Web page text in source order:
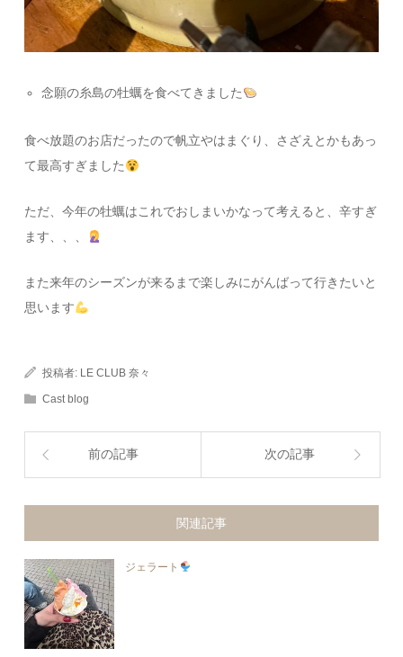
念願の糸島の牡蠣を食べてきました
食べ放題のお店だったので帆立やはまぐり、さざえとかもあっ
て最高すぎました
ただ、今年の牡蠣はこれでおしまいかなって考えると、辛すぎ
ます、、、
また来年のシーズンが来るまで楽しみにがんばって行きたいと
思います
投稿者: LE CLUB 奈々
Cast blog
前の記事 次の記事
関連記事
ジェラート